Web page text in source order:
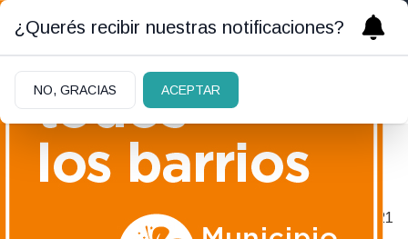
RECUERDA A EDUARDO EHLERS
28/06/2021
¿Querés recibir nuestras notificaciones?
NO, GRACIAS ACEPTAR